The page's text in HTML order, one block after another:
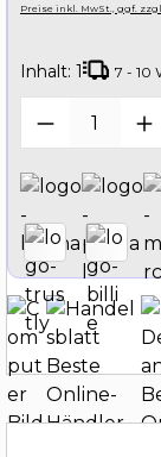
Preise inkl. MwSt., ggf.
Inhalt: 1 7 - 10
Produkt